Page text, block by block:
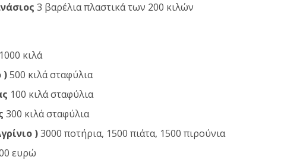
3 βαρέλια πλαστικά των 200 κιλών
1000 κιλά
)500 κιλά σταφύλια
100 κιλά σταφύλια
300 κιλά σταφύλια
)3000 ποτήρια, 1500 πιάτα, 1500 πιρούνια
ευρώ